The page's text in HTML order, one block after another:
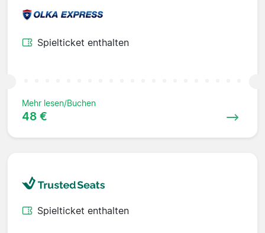
Spielticket enthalten
Mehr lesen/Buchen
48 €
Spielticket enthalten